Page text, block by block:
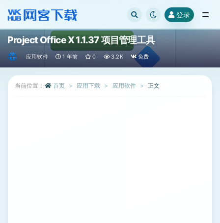
登录
Project Office X 1.1.37 项目管理工具
应用软件 1 年前 0 3.2K 免费
当前位置： 首页 应用下载 应用软件 正文
全部